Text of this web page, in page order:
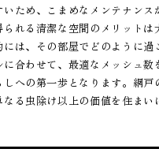
ため、こまめなメンテナンス
れる清潔な空間のメリットは
は、その部屋でどのように過
合わせて、最適なメッシュ数
しへの第一歩となります。網戸
る虫除け以上の価値を住まい